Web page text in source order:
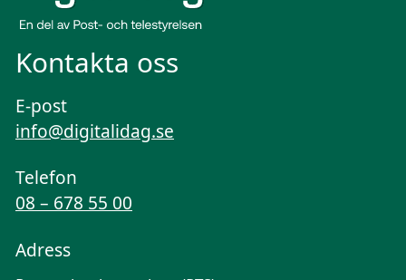
Kontakta oss
E-post
info@digitalidag.se
Telefon
08 – 678 55 00
Adress